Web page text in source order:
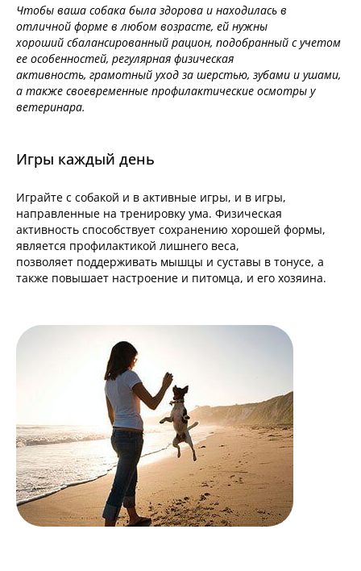
Чтобы ваша собака была здорова и находилась в
отличной форме в любом возрасте, ей нужны
хороший сбалансированный рацион, подобранный с учетом
ее особенностей, регулярная физическая
активность, грамотный уход за шерстью, зубами и ушами,
а также своевременные профилактические осмотры у
ветеринара.
Игры каждый день
Играйте с собакой и в активные игры, и в игры,
направленные на тренировку ума. Физическая
активность способствует сохранению хорошей формы,
является профилактикой лишнего веса,
позволяет поддерживать мышцы и суставы в тонусе, а
также повышает настроение и питомца, и его хозяина.